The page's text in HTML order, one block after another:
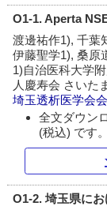
O1-1. Aperta
渡邊祐作1), 千葉
伊藤聖学1), 桑原
1)自治医科大学
人慶寿会 さいた
埼玉透析医学会
全文ダウン
(税込) です。
O1-2. 埼玉県に